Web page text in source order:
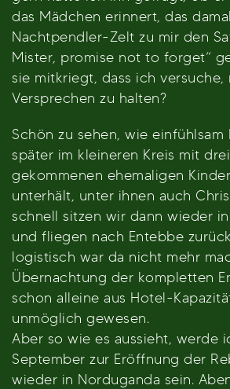
das Mädchen erinnert, das
Nachtpendler-Zelt zu mir den
Mister, promise not to forget“
sie mitkriegt, dass ich versuche,
Versprechen zu halten?
Schön zu sehen, wie einfühlsam
später im kleineren Kreis mit
gekommenen ehemaligen
unterhält, unter ihnen auch
schnell sitzen wir dann wieder in
und fliegen nach Entebbe
logistisch war da nicht mehr
Übernachtung der kompletten
schon alleine aus Hotel-
unmöglich gewesen.
Aber so wie es aussieht, werde
September zur Eröffnung der
wieder in Norduganda sein.